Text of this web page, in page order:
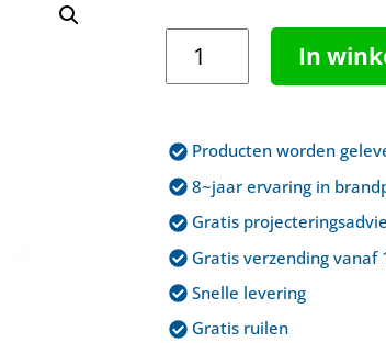
Schuimblusser
VV6-
LTR
Vorstvrij
brandklasse
A,B
en
F
aantal
In
Producten worden
8~jaar ervaring in
Gratis
Gratis verzending vanaf
Snelle levering
Gratis ruilen